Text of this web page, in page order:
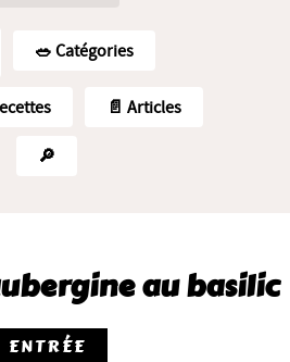
🥗️ Catégories
📄 Articles
🔎
au basilic
ENTRÉE